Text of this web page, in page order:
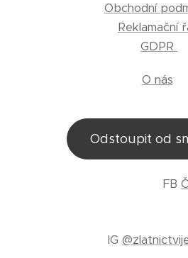
Obchodní
Reklamační
GDPR
O nás
Odstoupit od
FB
IG